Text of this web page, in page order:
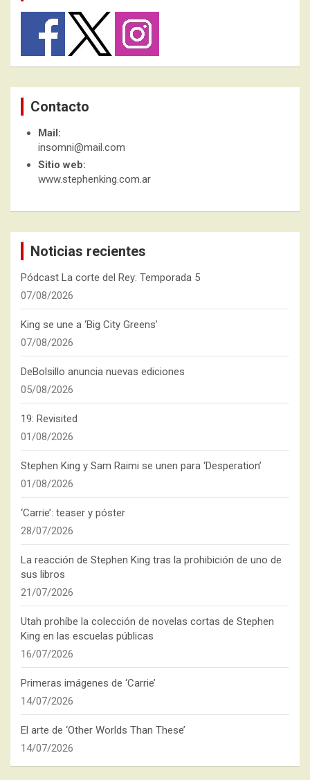
Contacto
Mail:
insomni@mail.com
Sitio web:
www.stephenking.com.ar
Noticias recientes
Pódcast La corte del Rey: Temporada 5
07/08/2026
King se une a ‘Big City Greens’
07/08/2026
DeBolsillo anuncia nuevas ediciones
05/08/2026
19: Revisited
01/08/2026
Stephen King y Sam Raimi se unen para ‘Desperation’
01/08/2026
‘Carrie’: teaser y póster
28/07/2026
La reacción de Stephen King tras la prohibición de uno de
sus libros
21/07/2026
Utah prohíbe la colección de novelas cortas de Stephen
King en las escuelas públicas
16/07/2026
Primeras imágenes de ‘Carrie’
14/07/2026
El arte de ‘Other Worlds Than These’
14/07/2026